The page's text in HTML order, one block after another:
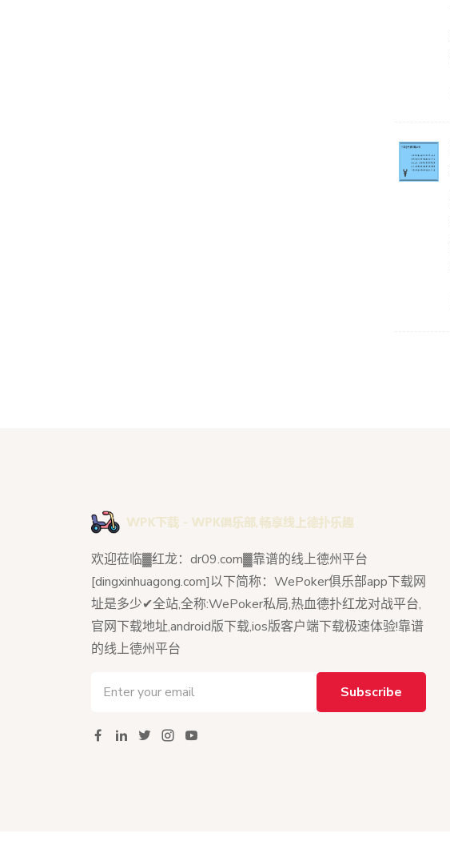
欢迎莅临▓红龙：dr09.com▓靠谱的线上德州平台
[dingxinhuagong.com]以下简称：WePoker俱乐部app下载网
址是多少✔全站,全称:WePoker私局,热血德扑红龙对战平台,
官网下载地址,android版下载,ios版客户端下载极速体验!靠谱
的线上德州平台
Subscribe